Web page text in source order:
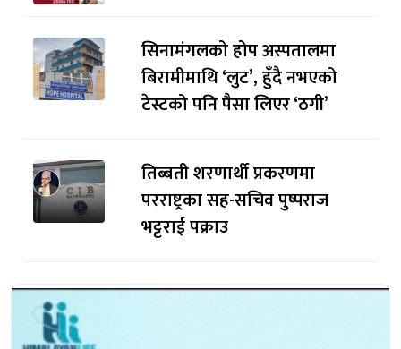
सिनामंगलको होप अस्पतालमा
बिरामीमाथि ‘लुट’, हुँदै नभएको
टेस्टको पनि पैसा लिएर ‘ठगी’
तिब्बती शरणार्थी प्रकरणमा
परराष्ट्रका सह-सचिव पुष्पराज
भट्टराई पक्राउ